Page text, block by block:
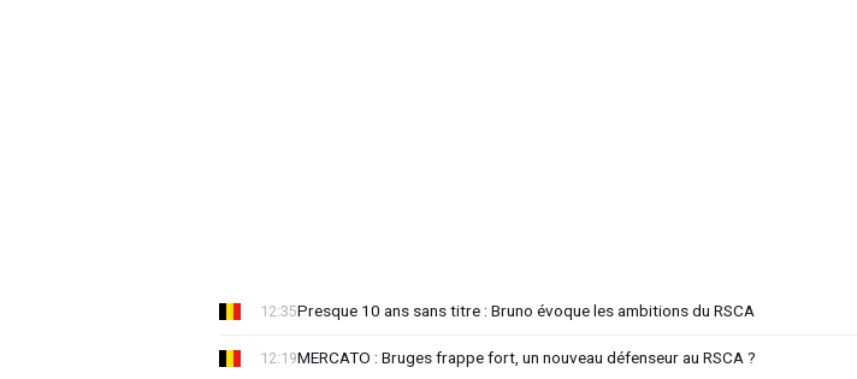
Presque 10 ans sans titre : Bruno évoque les ambitions du RSCA
12:35
MERCATO : Bruges frappe fort, un nouveau défenseur au RSCA ?
12:19